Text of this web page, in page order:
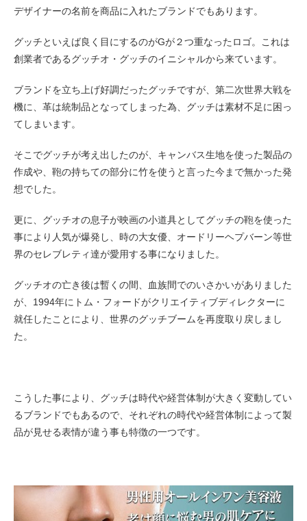
デザイナーの名前を商品に入れたブランドでもあります。
グッチといえば良く目にするのがGが２つ重なったロゴ。これは
創業者であるグッチオ・グッチのイニシャルから来ています。
ブランドを立ち上げ好調だったグッチですが、第二次世界大戦を
機に、革は統制品となってしまった為、グッチは素材不足に困っ
てしまいます。
そこでグッチが考え出したのが、キャンバス生地を使った製品の
作成や、鞄の持ちての部分に竹を使うと言った今まで無かった発
想でした。
更に、グッチオの息子が映画の小道具としてグッチの鞄を使った
事により人気が爆発し、時の大女優、オードリーヘプバーン等世
界のセレブレティ達が愛用する事になりました。
グッチオの亡き後は暫くの間、血族間でのいさかいがありました
が、1994年にトム・フォードがクリエイティブディレクターに
就任したことにより、世界のグッチブームを再度取り戻しまし
た。
こうした事により、グッチは時代や経営体制が大きく変動してい
るブランドでもあるので、それぞれの時代や経営体制によって製
品が見せる表情が違う事も特徴の一つです。